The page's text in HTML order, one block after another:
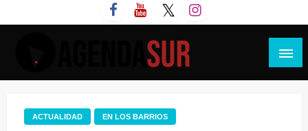
al
ACTUALIDAD EN LOS BARRIOS